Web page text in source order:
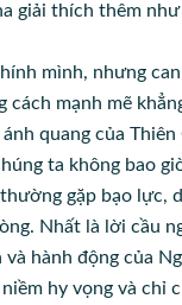
giải thích thêm như
mình, nhưng
cách mạnh mẽ
quang của Thiên
ta không bao
gặp bạo lực,
Nhất là lời cầu
hành động của
hy vọng và chỉ